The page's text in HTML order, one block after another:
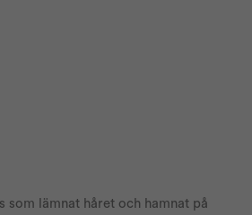
som lämnat håret och hamnat på